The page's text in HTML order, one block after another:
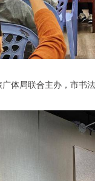
体局联合主办，市